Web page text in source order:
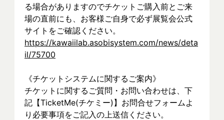
る場合がありますのでチケットご購入前とご来
場の直前にも、お客様ご自身で必ず展覧会公式
サイトをご確認ください。
https://kawaiilab.asobisystem.com/news/deta
il/75700
《チケットシステムに関するご案内》
チケットに関するご質問・お問い合わせは、下
記【TicketMe(チケミー)】お問合せフォームよ
り必要事項をご記入の上送信ください。